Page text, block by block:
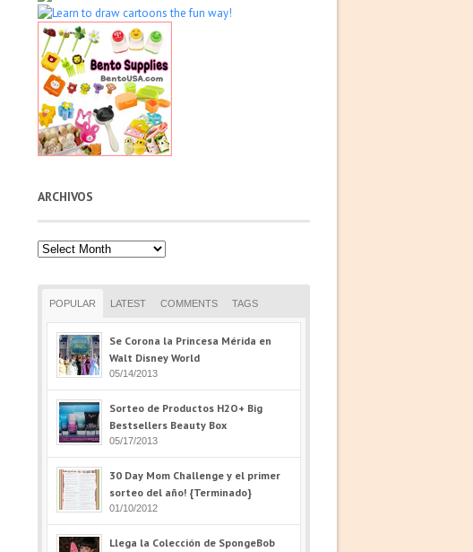
ARCHIVOS
Archivos
POPULAR LATEST COMMENTS TAGS
Se Corona la Princesa Mérida en
Walt Disney World
05/14/2013
Sorteo de Productos H2O+ Big
Bestsellers Beauty Box
05/17/2013
30 Day Mom Challenge y el primer
sorteo del año! {Terminado}
01/10/2012
Llega la Colección de SpongeBob